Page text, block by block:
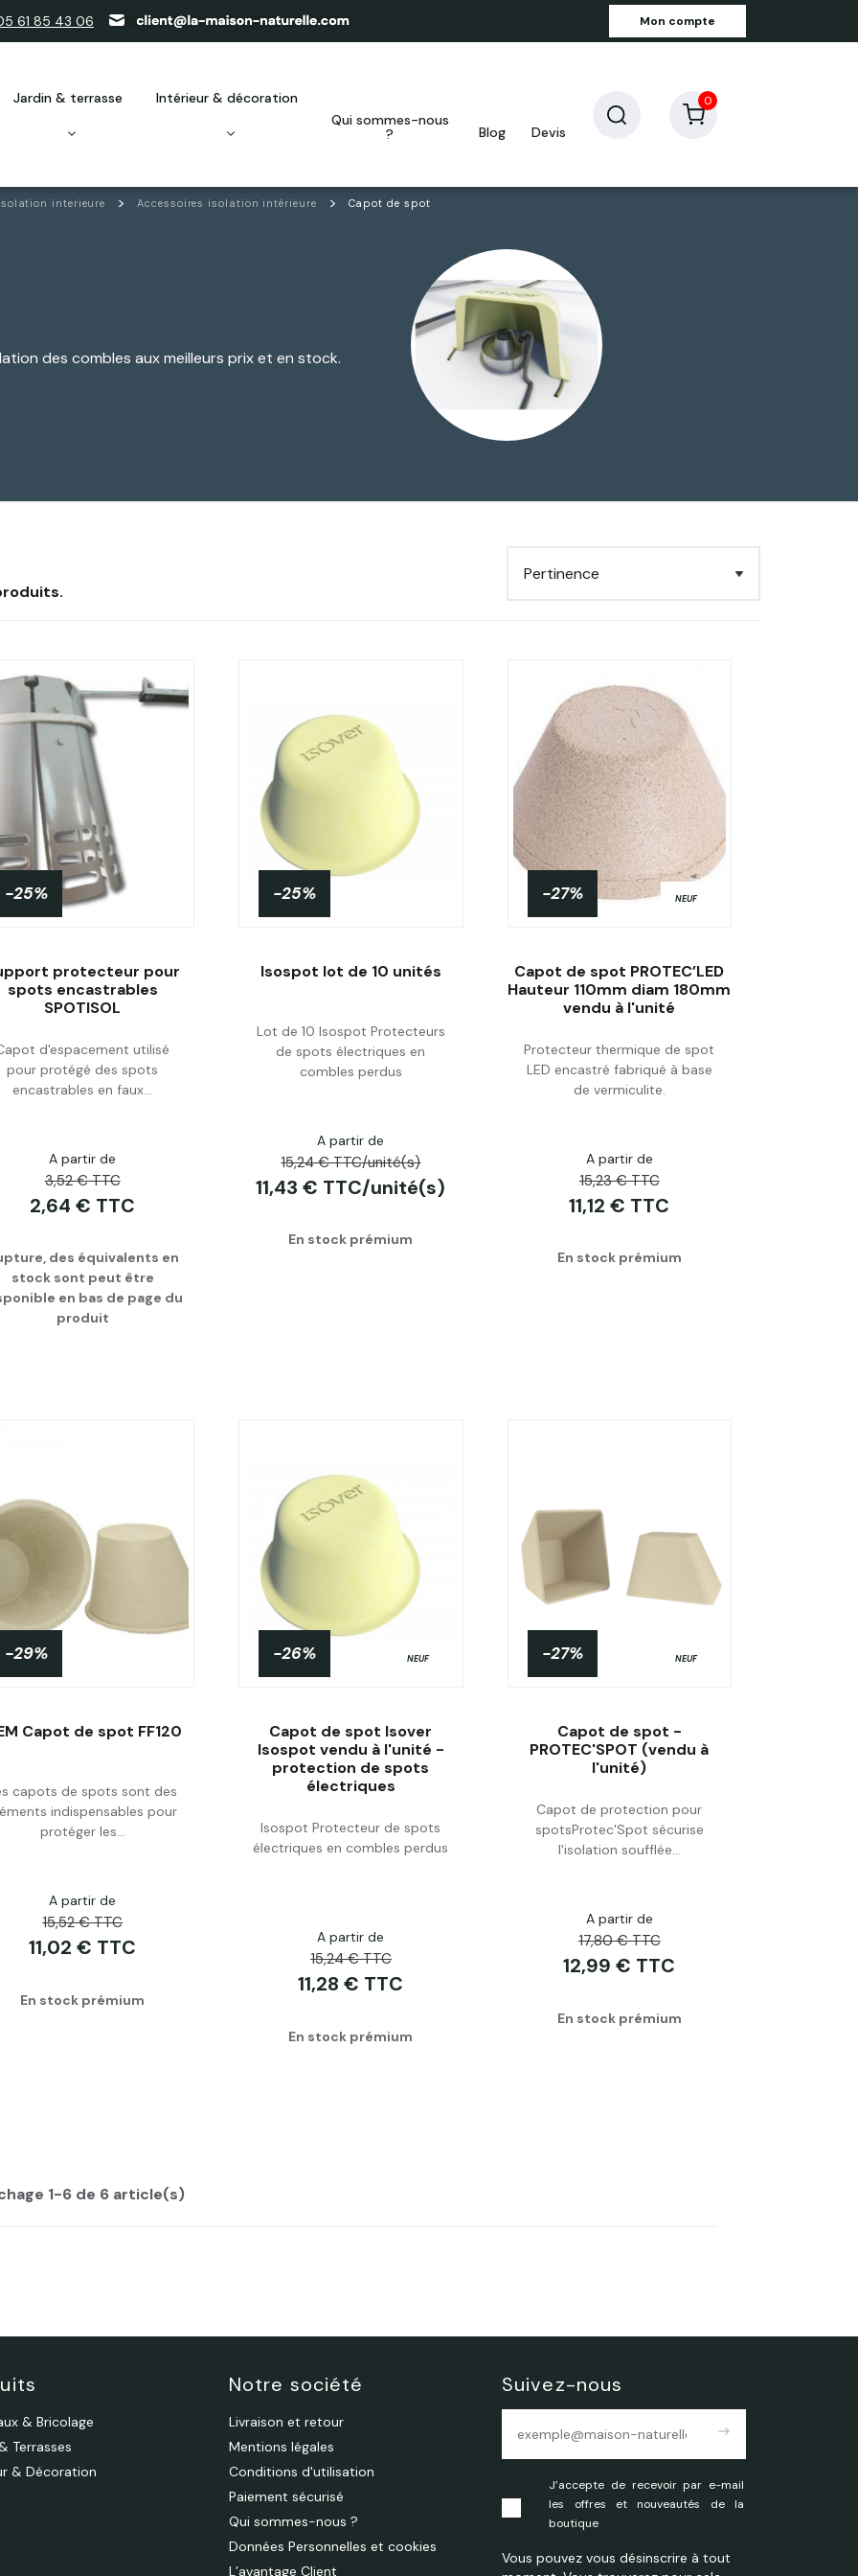
61 85 43 06 Mon compte
jardin & terrasse
intérieur & décoration
qui sommes-nous
?
blog devis
0
interieure Accessoires isolation intérieure Capot de spot
des combles aux meilleurs prix et en stock.
-25%
protecteur pour
spots encastrables
SPOTISOL
d'espacement utilisé
pour protégé des spots
encastrables en faux...
A partir de
3,52 € TTC
2,64 € TTC
des équivalents en
stock sont peut être
en bas de page du
produit
Acheter
-25%
Isospot lot de 10 unités
Lot de 10 Isospot Protecteurs
de spots électriques en
combles perdus
A partir de
15,24 € TTC/unité(s)
11,43 € TTC/unité(s)
En stock prémium
-27% NEUF
Capot de spot PROTEC’LED
Hauteur 110mm diam 180mm
vendu à l'unité
Protecteur thermique de spot
LED encastré fabriqué à base
de vermiculite.
A partir de
15,23 € TTC
11,12 € TTC
En stock prémium
Acheter
-29%
Capot de spot FF120
capots de spots sont des
indispensables pour
protéger les...
A partir de
15,52 € TTC
11,02 € TTC
En stock prémium
Acheter
-26% NEUF
Capot de spot Isover
Isospot vendu à l'unité -
protection de spots
électriques
Isospot Protecteur de spots
électriques en combles perdus
A partir de
15,24 € TTC
11,28 € TTC
En stock prémium
-27% NEUF
Capot de spot -
PROTEC'SPOT (vendu à
l'unité)
Capot de protection pour
spotsProtec'Spot sécurise
l'isolation soufflée...
A partir de
17,80 € TTC
12,99 € TTC
En stock prémium
1-6 de 6 article(s)
& Bricolage
Terrasses
& Décoration
Notre société
Livraison et retour
Mentions légales
Conditions d'utilisation
Paiement sécurisé
Qui sommes-nous ?
Données Personnelles et cookies
L’avantage Client
Suivez-nous
east
J’accepte de recevoir par e-mail
les offres et nouveautés de la
boutique
Vous pouvez vous désinscrire à tout